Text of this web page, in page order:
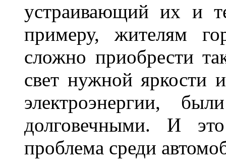
устраивающий их и
примеру, жителям
сложно приобрести
свет нужной яркости
электроэнергии,
долговечными. И
проблема среди